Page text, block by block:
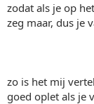
zodat als je op
zeg maar, dus je
zo is het mij
goed oplet als je